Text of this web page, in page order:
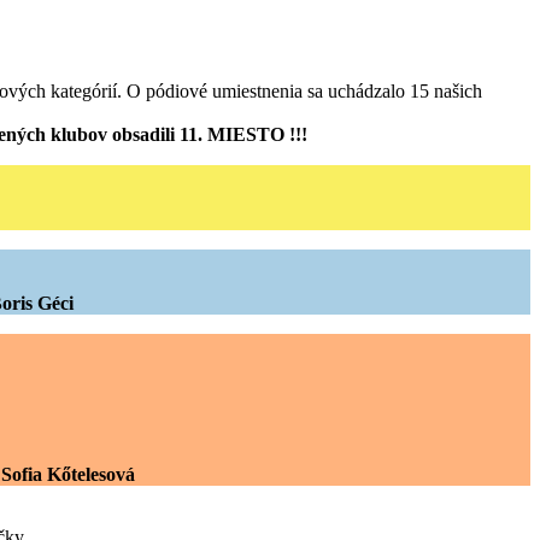
kategórií. O pódiové umiestnenia sa uchádzalo 15 našich
klubov obsadili 11. MIESTO !!!
Géci
Kőtelesová